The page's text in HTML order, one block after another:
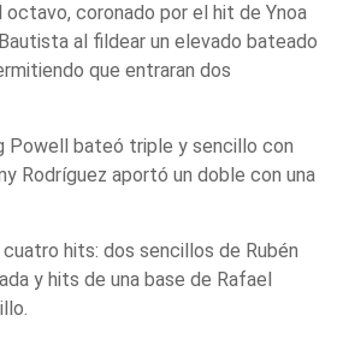
coronado por el hit de Ynoa
al fildear un elevado bateado
que entraran dos
Powell bateó triple y sencillo con
Rodríguez aportó un doble con una
hits: dos sencillos de Rubén
y hits de una base de Rafael